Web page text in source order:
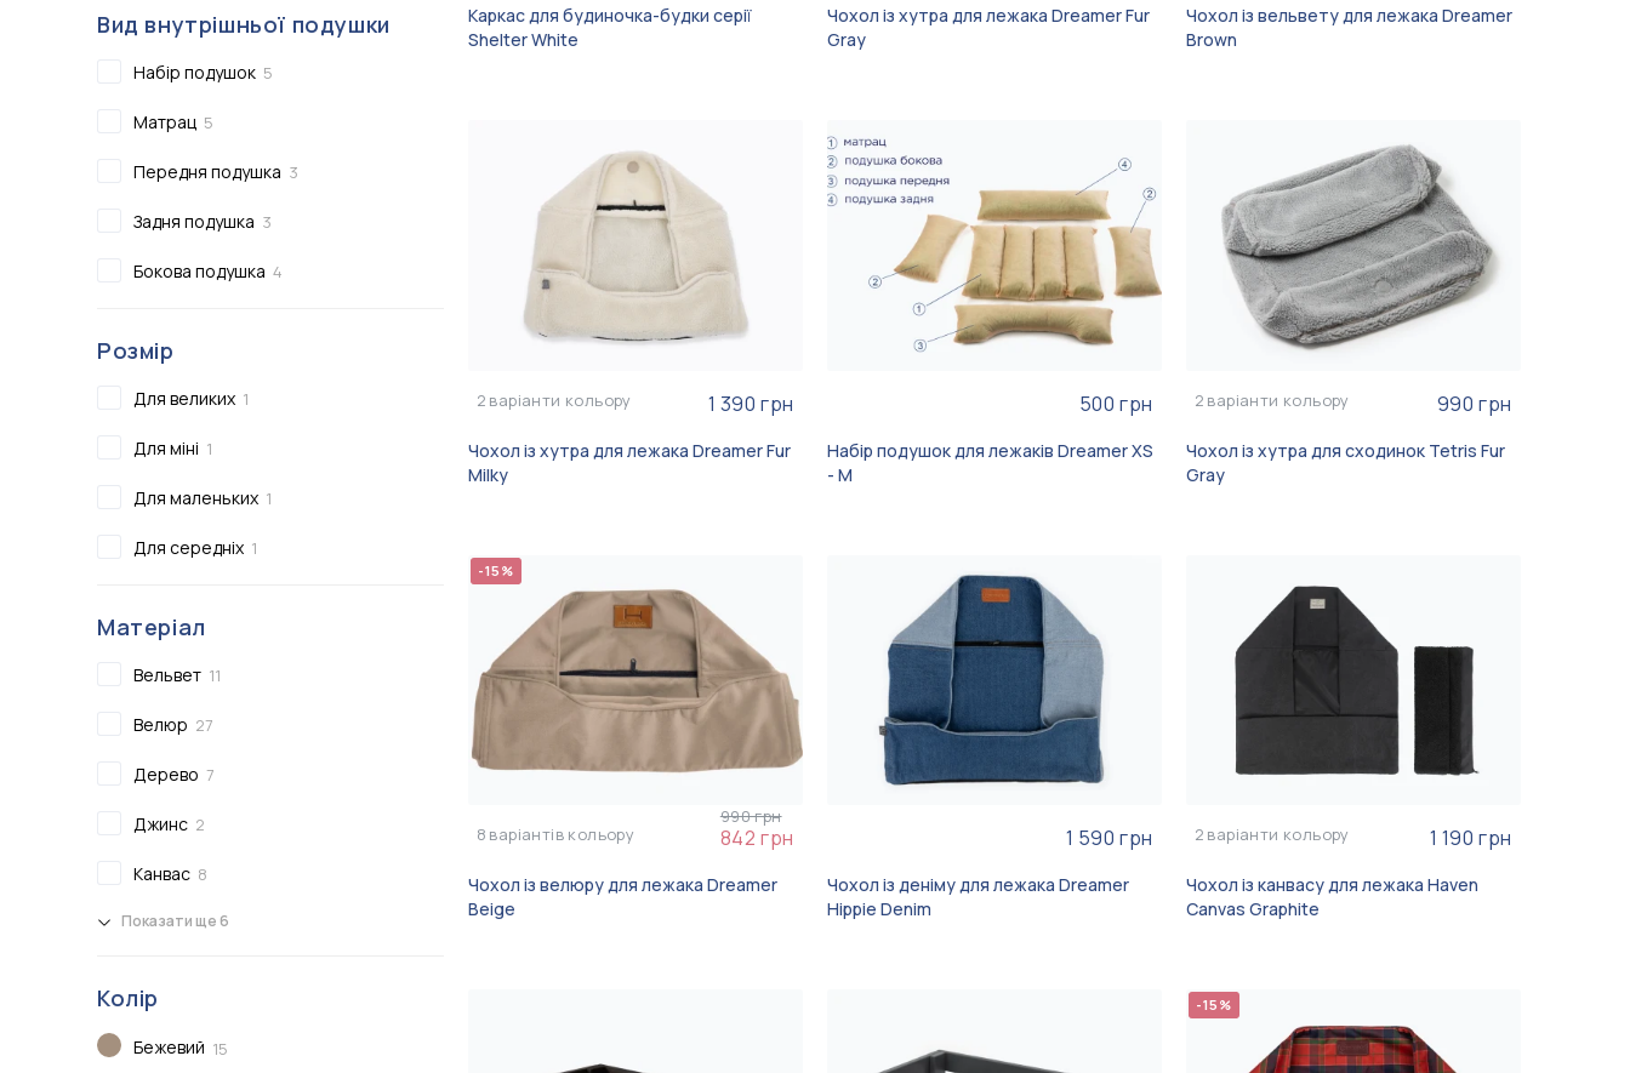
Вид внутрішньої подушки
Набір подушок 5
Матрац 5
Передня подушка 3
Задня подушка 3
Бокова подушка 4
Розмір
Для великих 1
Для міні 1
Для маленьких 1
Для середніх 1
Матеріал
Вельвет 11
Велюр 27
Дерево 7
Джинс 2
Канвас 8
Показати ще 6
Колір
Бежевий 15
Каркас для будиночка-будки серії
Shelter White
Чохол із хутра для лежака Dreamer Fur
Gray
Чохол із вельвету для лежака Dreamer
Brown
2 варіанти кольору 1 390 грн
Чохол із хутра для лежака Dreamer Fur
Milky
500 грн
Набір подушок для лежаків Dreamer XS
- M
2 варіанти кольору 990 грн
Чохол із хутра для сходинок Tetris Fur
Gray
-15%
8 варіантів кольору
990 грн
842 грн
Чохол із велюру для лежака Dreamer
Beige
1 590 грн
Чохол із деніму для лежака Dreamer
Hippie Denim
2 варіанти кольору 1 190 грн
Чохол із канвасу для лежака Haven
Canvas Graphite
-15%